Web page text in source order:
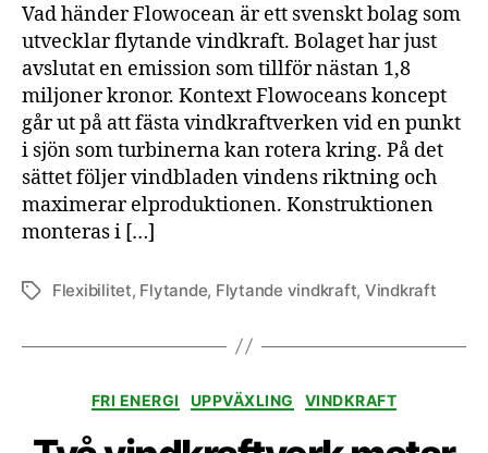
Vad händer Flowocean är ett svenskt bolag som
utvecklar flytande vindkraft. Bolaget har just
avslutat en emission som tillför nästan 1,8
miljoner kronor. Kontext Flowoceans koncept
går ut på att fästa vindkraftverken vid en punkt
i sjön som turbinerna kan rotera kring. På det
sättet följer vindbladen vindens riktning och
maximerar elproduktionen. Konstruktionen
monteras i […]
EtiketterFlexibilitet, Flytande, Flytande vindkraft, Vindkraft
Kategorier
FRI ENERGI UPPVÄXLING VINDKRAFT